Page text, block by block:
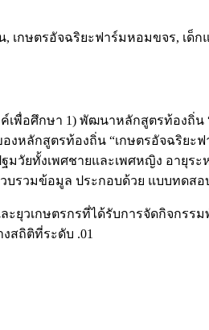
เกษตรอัจฉริยะฟาร์มหอมขจร, เด็ก
พื่อศึกษา 1) พัฒนาหลักสูตรท้องถิ่น
งหลักสูตรท้องถิ่น “เกษตรอัจฉริย
มวัยทั้งเพศชายและเพศหญิง อายุร
บรวมข้อมูล ประกอบด้วย แบบทดส
ยุวเกษตรกรที่ได้รับการจัดกิจกร
สถิติที่ระดับ .01